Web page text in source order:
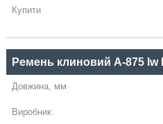
Ремень клиновий A-875 lw